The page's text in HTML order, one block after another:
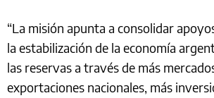
“La misión apunta a consolidar
la estabilización de la economía
las reservas a través de más
exportaciones nacionales, más